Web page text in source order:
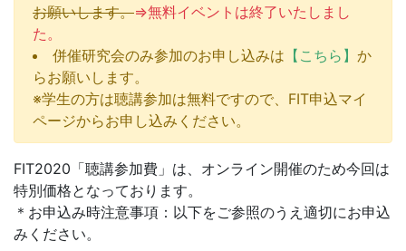
お願いします。⇒無料イベントは終了いたしまし
た。
併催研究会のみ参加のお申し込みは 【こちら】 か
らお願いします。
※学生の方は聴講参加は無料ですので、FIT申込マイ
ページからお申し込みください。
FIT2020「聴講参加費」は、オンライン開催のため今回は
特別価格となっております。
＊お申込み時注意事項：以下をご参照のうえ適切にお申込
みください。